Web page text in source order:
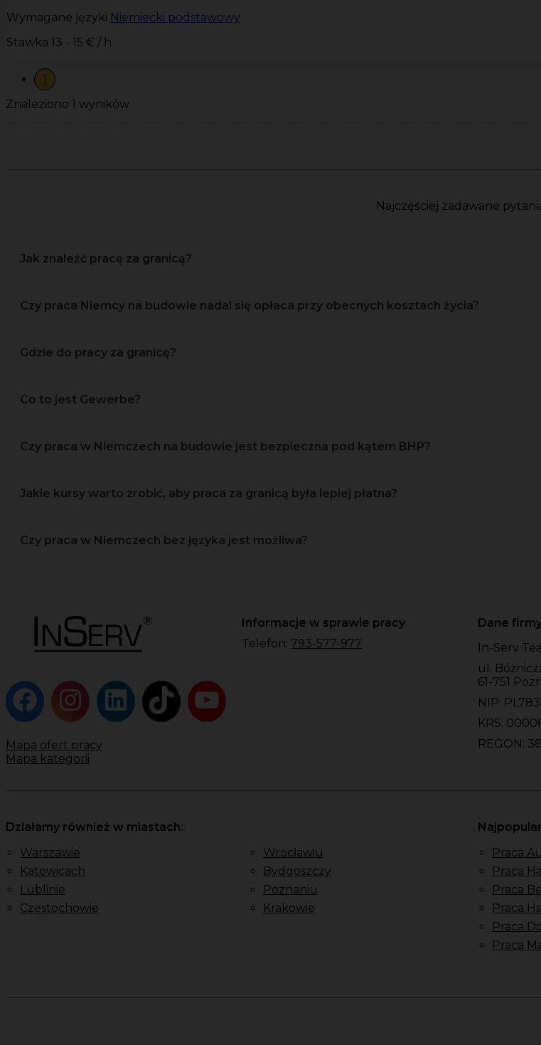
Wymagane języki Niemiecki podstawowy
Stawka 13 - 15 € / h
1
Znaleziono 1 wyników
Najczęściej zadawane
Jak znaleźć pracę za granicą?
Czy praca Niemcy na budowie nadal się opłaca przy obecnych kosztach życia?
Gdzie do pracy za granicę?
Co to jest Gewerbe?
Czy praca w Niemczech na budowie jest bezpieczna pod kątem BHP?
Jakie kursy warto zrobić, aby praca za granicą była lepiej płatna?
Czy praca w Niemczech bez języka jest możliwa?
Mapa ofert pracy
Mapa kategorii
Informacje w sprawie pracy
Telefon: 793-577-977
Dane
In-Serv
ul.
61-751
NIP:
KRS:
REGON:
Działamy również w miastach:
Warszawie
Katowicach
Lublinie
Częstochowie
Wrocławiu
Bydgoszczy
Poznaniu
Krakowie
Praca
Praca
Praca
Praca
Praca
Praca